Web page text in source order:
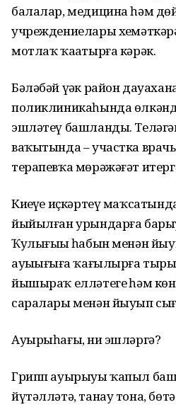
балалар, медицина һәм
учреждениелары
мотлаҡ ҡаҙатырға кәрәк.
Бәләбәй үҙәк район
поликлиникаһында
эшләтеү башланды.
ваҡытында – участка
терапевҡа мөрәжәғәт
Киҙеүҙе иҫкәртеү
йыйылған урындарға
Ҡулығыҙҙы һабын менән
ауыҙығыҙға ҡағылырға
йышыраҡ елләтегеҙ һәм
саралары менән йыуып
Ауырыһағыҙ, ни эшләргә?
Грипп ауырыуы ҡапыл
йүтәлләтә, танау тона,